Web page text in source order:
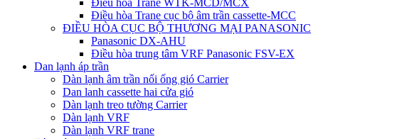
Điều hoà Trane WTK-MCD/MCX
Điều hòa Trane cục bộ âm trần cassette-MCC
ĐIỀU HÒA CỤC BỘ THƯƠNG MẠI PANASONIC
Panasonic DX-AHU
Điều hòa trung tâm VRF Panasonic FSV-EX
Dan lạnh áp trần
Dàn lạnh âm trần nối ống gió Carrier
Dan lanh cassette hai cửa gió
Dàn lạnh treo tường Carrier
Dàn lạnh VRF
Dàn lạnh VRF trane